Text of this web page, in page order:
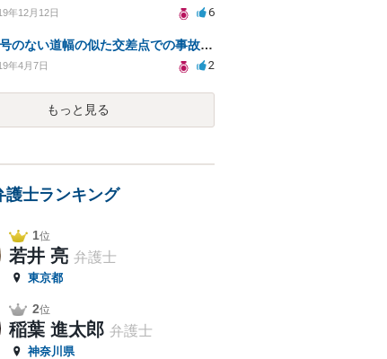
年12月12日 6
信号のない道幅の似た交差点での事故について
年4月7日 2
もっと見る
護士ランキング
1位
若井 亮 弁護士
東京都
2位
稲葉 進太郎 弁護士
神奈川県